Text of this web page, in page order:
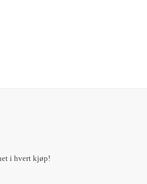
i hvert kjøp!